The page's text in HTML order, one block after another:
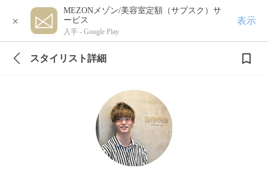
×
MEZONメゾン/美容室定額（サブスク）サ
ービス
入手 - Google Play
表示
スタイリスト詳細